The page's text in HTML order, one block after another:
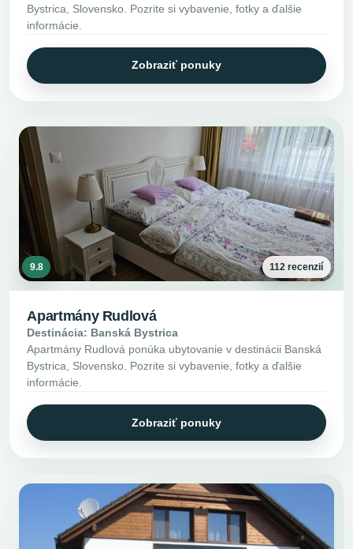
Bystrica, Slovensko. Pozrite si vybavenie, fotky a ďalšie
informácie.
Zobraziť ponuky
9.8 112 recenzií
Apartmány Rudlová
Destinácia: Banská Bystrica
Apartmány Rudlová ponúka ubytovanie v destinácii Banská
Bystrica, Slovensko. Pozrite si vybavenie, fotky a ďalšie
informácie.
Zobraziť ponuky